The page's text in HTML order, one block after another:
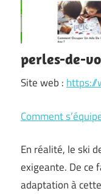
perles-de-
Site web : https://
Comment
En réalité, le ski
exigeante. De ce
adaptation à